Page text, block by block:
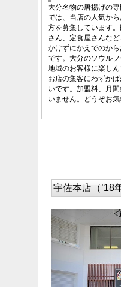
大分名物の唐揚げの専
では、当店の人気か
方を募集しています
さん、定食屋さんな
かけずにかえでのか
です。 大分のソウル
地域のお客様に楽し
お店の集客にわずか
いです。加盟料、月
いません。どうぞお
宇佐本店（